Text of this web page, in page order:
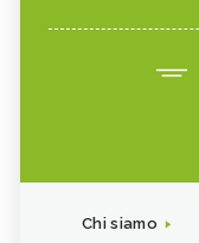
Chi siamo